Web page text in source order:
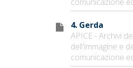
4. Gerda
APICE - Archivi
dell'immagine e
comunicazione